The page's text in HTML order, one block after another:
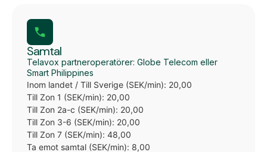
Samtal
Telavox partneroperatörer: Globe Telecom eller
Smart Philippines
Inom landet / Till Sverige (SEK/min): 20,00
Till Zon 1 (SEK/min): 20,00
Till Zon 2a-c (SEK/min): 20,00
Till Zon 3-6 (SEK/min): 20,00
Till Zon 7 (SEK/min): 48,00
Ta emot samtal (SEK/min): 8,00